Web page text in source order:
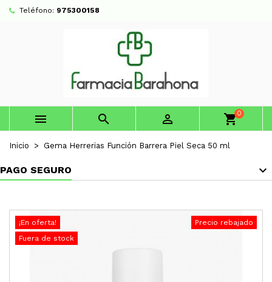
Teléfono: 975300158
   shopping_cart0
Inicio Gema Herrerias Función Barrera Piel Seca 50 ml
PAGO SEGURO
¡En oferta!
Precio rebajado
Fuera de stock